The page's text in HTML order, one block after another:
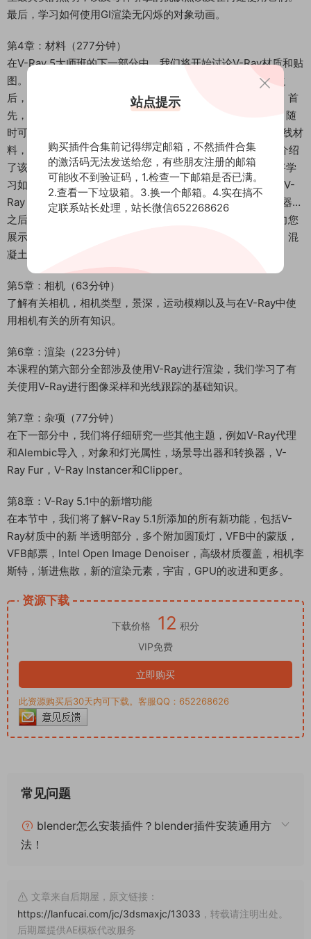
最后，学习如何使用GI渲染无闪烁的对象动画。
第4章：材料（277分钟）
在V-Ray 5大师班的下一部分中，我们将开始讨论V-Ray材质和贴
图。不仅您了解所有特定的V-Ray材料，而且在阅读了本节之
后，还将为着色器开发提供核心的着色基础知识和尖端技术。首
先，我们了解新添加的V-Ray资产浏览器，它是一个广泛的，随
时可以使用的V-Ray材质库。然后我们学习了功能强大的V射线材
料，该材料可以创建各种材料，其中有10个专门的深入课程介绍
了该材料。然后我们在V-Ray中发现凹凸和位移贴图。您还将学
习如何使用FastSSS2材料创建高度逼真的人体皮肤着色器。V-
Ray Hair Next将详细介绍，它是易于使用但功能强大的着色器…
之后，我将向您介绍一种新的简化的着色器创建方法，我将向您
展示如何创建一些最日常的着色器，例如塑料，织物，木材，混
凝土，金属等。
第5章：相机（63分钟）
了解有关相机，相机类型，景深，运动模糊以及与在V-Ray中使
用相机有关的所有知识。
第6章：渲染（223分钟）
本课程的第六部分全部涉及使用V-Ray进行渲染，我们学习了有
关使用V-Ray进行图像采样和光线跟踪的基础知识。
第7章：杂项（77分钟）
在下一部分中，我们将仔细研究一些其他主题，例如V-Ray代理
和Alembic导入，对象和灯光属性，场景导出器和转换器，V-
Ray Fur，V-Ray Instancer和Clipper。
第8章：V-Ray 5.1中的新增功能
在本节中，我们将了解V-Ray 5.1所添加的所有新功能，包括V-
Ray材质中的新 半透明部分，多个附加圆顶灯，VFB中的蒙版，
VFB邮票，Intel Open Image Denoiser，高级材质覆盖，相机李
斯特，渐进焦散，新的渲染元素，宇宙，GPU的改进和更多。
资源下载
下载价格 12 积分
VIP免费
立即购买
此资源购买后30天内可下载。客服QQ：652268626
常见问题
blender怎么安装插件？blender插件安装通用方
法！
文章来自后期屋，原文链接：
https://lanfucai.com/jc/3dsmaxjc/13033 ，转载请注明出处。
后期屋提供AE模板代改服务
站点提示
购买插件合集前记得绑定邮箱，不然插件合集
的激活码无法发送给您，有些朋友注册的邮箱
可能收不到验证码，1.检查一下邮箱是否已满。
2.查看一下垃圾箱。3.换一个邮箱。4.实在搞不
定联系站长处理，站长微信652268626